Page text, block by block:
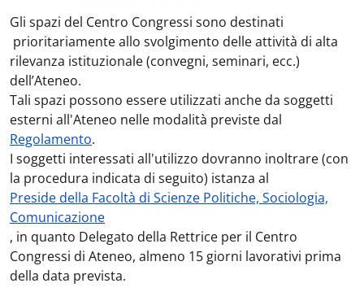
Gli spazi del Centro Congressi sono destinati
prioritariamente allo svolgimento delle attività di alta
rilevanza istituzionale (convegni, seminari, ecc.)
dell’Ateneo.
Tali spazi possono essere utilizzati anche da soggetti
esterni all'Ateneo nelle modalità previste dal
Regolamento.
I soggetti interessati all'utilizzo dovranno inoltrare (con
la procedura indicata di seguito) istanza al
Preside della Facoltà di Scienze Politiche, Sociologia,
Comunicazione
, in quanto Delegato della Rettrice per il Centro
Congressi di Ateneo, almeno 15 giorni lavorativi prima
della data prevista.